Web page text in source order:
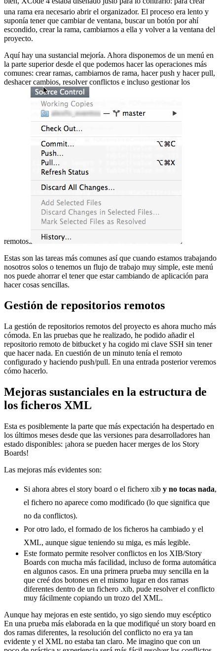
una rama era necesario abrir el organizador. El proceso era lento y
suponía tener que cambiar de ventana, buscar un botón por ahí
escondido, crear la rama, cambiarnos a ella y volver a la ventana del
proyecto.
Aquí hay una sustancial mejoría. Ahora disponemos de un menú en
la parte superior desde el que podemos hacer las operaciones más
comunes: crear ramas, cambiarnos de rama, hacer push y hacer pull,
deshacer cambios, resolver conflictos e incluso gestionar los
remotos.
Estas son las tareas más comunes así que cuando estamos trabajando
nosotros solos o tenemos un flujo de trabajo muy simple, este menú
nos puede ahorrar el tener que estar cambiando de aplicación para
hacer cosas sencillas.
Gestión de repositorios remotos
La gestión de repositorios remotos del proyecto es ahora mucho más
cómoda. En las pruebas que he realizado, he podido añadir el
repositorio remoto de bitbucket y ha cogido mi clave SSH sin tener
que hacer nada. En cuestión de un minuto tenía el remoto
configurado y haciendo push/pull. En una entrada posterior veremos
cómo hacerlo.
Mejoras sustanciales en la estructura de
los ficheros XML
Esta es posiblemente la parte que más expectación ha despertado en
los últimos meses desde que las versiones para desarrolladores han
estado disponibles: ¡ahora se pueden hacer merges de los Story
Boards!
Las mejoras más evidentes son:
Si ahora abres el story board o el fichero xib y no tocas nada,
el fichero no aparece como modificado (lo que significa que
no da conflictos).
Por otro lado, el formado de los ficheros ha cambiado y el
XML, aunque sigue teniendo su miga, es más legible.
Este formato permite resolver conflictos en los XIB/Story
Boards con mucha más facilidad, incluso de forma automática
en algunos casos. En una primera prueba muy sencilla en la
que creé dos botones en el mismo lugar en dos ramas
diferentes dentro de un fichero .xib, pude resolver el conflicto
muy fácilmente copiando un trozo del XML.
Aunque hay mejoras en este sentido, yo sigo siendo muy escéptico
En una prueba más elaborada en la que modifiqué un story board en
dos ramas diferentes, la resolución del conflicto no era ya tan
evidente y el XML no estaba tan claro. Me imagino que con un